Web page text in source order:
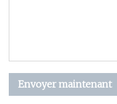
Envoyer maintenant